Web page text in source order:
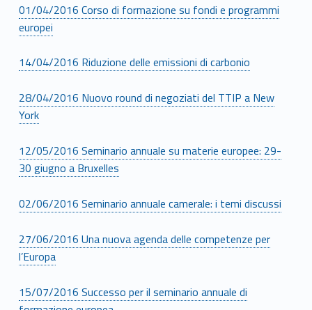
01/04/2016 Corso di formazione su fondi e programmi
europei
14/04/2016 Riduzione delle emissioni di carbonio
28/04/2016 Nuovo round di negoziati del TTIP a New
York
12/05/2016 Seminario annuale su materie europee: 29-
30 giugno a Bruxelles
02/06/2016 Seminario annuale camerale: i temi discussi
27/06/2016 Una nuova agenda delle competenze per
l’Europa
15/07/2016 Successo per il seminario annuale di